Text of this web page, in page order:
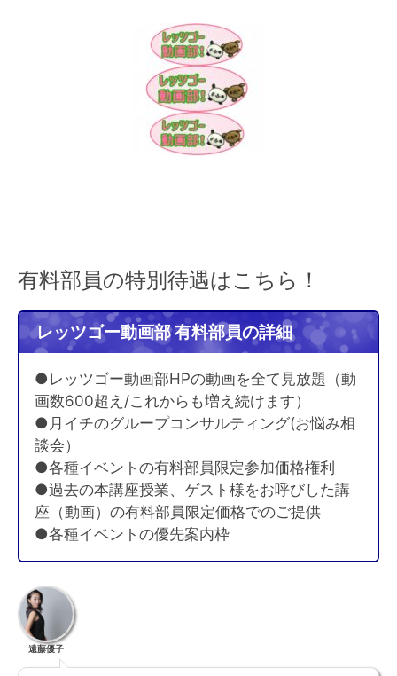
有料部員の特別待遇はこちら！
レッツゴー動画部 有料部員の詳細
●レッツゴー動画部HPの動画を全て見放題（動
画数600超え/これからも増え続けます）
●月イチのグループコンサルティング(お悩み相
談会）
●各種イベントの有料部員限定参加価格権利
●過去の本講座授業、ゲスト様をお呼びした講
座（動画）の有料部員限定価格でのご提供
●各種イベントの優先案内枠
遠藤優子